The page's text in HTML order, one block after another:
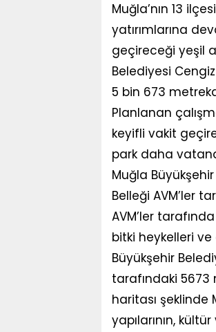
Muğla’nın 13
yatırımlarına
geçireceği yeşil
Belediyesi
5 bin 673
Planlanan
keyifli vakit
park daha
Muğla
Belleği AVM’ler
AVM’ler
bitki heykelleri
Büyükşehir
tarafındaki 5673
haritası şeklinde
yapılarının,